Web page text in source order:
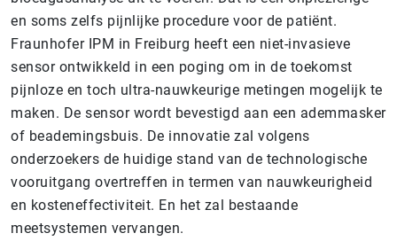
en soms zelfs pijnlijke procedure voor de patiënt.
Fraunhofer IPM in Freiburg heeft een niet-invasieve
sensor ontwikkeld in een poging om in de toekomst
pijnloze en toch ultra-nauwkeurige metingen mogelijk te
maken. De sensor wordt bevestigd aan een ademmasker
of beademingsbuis. De innovatie zal volgens
onderzoekers de huidige stand van de technologische
vooruitgang overtreffen in termen van nauwkeurigheid
en kosteneffectiviteit. En het zal bestaande
meetsystemen vervangen.